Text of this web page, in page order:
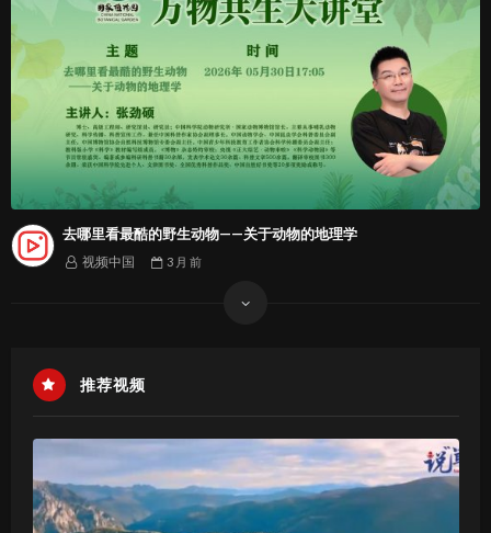
去哪里看最酷的野生动物——关于动物的地理学
视频中国 3 月 前
推荐视频